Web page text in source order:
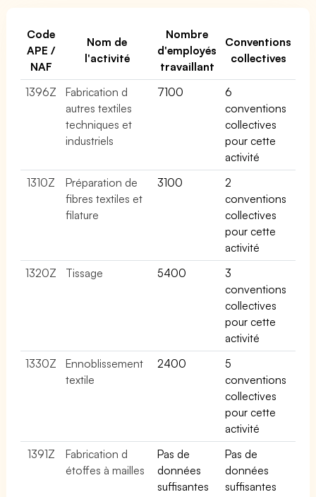
Code
APE /
NAF
Nom de
l'activité
Nombre
d'employés
travaillant
Conventions
collectives
1396Z
Fabrication d
autres textiles
techniques et
industriels
7100
6
conventions
collectives
pour cette
activité
1310Z
Préparation de
fibres textiles et
filature
3100
2
conventions
collectives
pour cette
activité
1320Z
Tissage 5400
3
conventions
collectives
pour cette
activité
1330Z
Ennoblissement
textile
2400
5
conventions
collectives
pour cette
activité
1391Z
Fabrication d
étoffes à mailles
Pas de
données
suffisantes
Pas de
données
suffisantes